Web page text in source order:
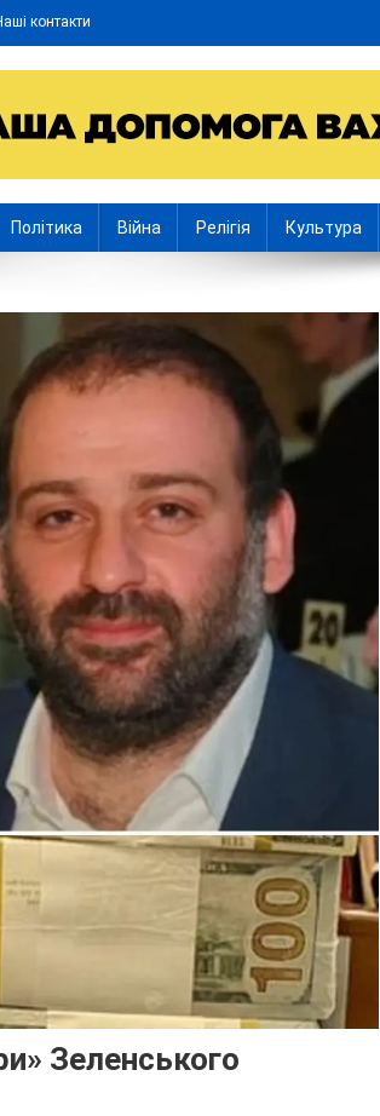
контакти
Політика Війна Релігія Культура
Зеленського